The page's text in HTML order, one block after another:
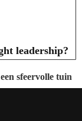
leadership?
sfeervolle tuin